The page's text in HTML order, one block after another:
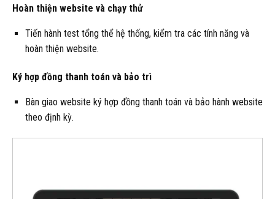
Hoàn thiện website và chạy thử
Tiến hành test tổng thể hệ thống, kiểm tra các tính năng và
hoàn thiện website.
Ký hợp đồng thanh toán và bảo trì
Bàn giao website ký hợp đồng thanh toán và bảo hành website
theo định kỳ.